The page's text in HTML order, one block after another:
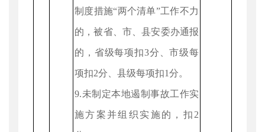
制度措施“两个清单”工作不力
的，被省、市、县安委办通报
的，省级每项扣3分、市级每
项扣2分、县级每项扣1分。
9.未制定本地遏制事故工作实
施方案并组织实施的，扣2